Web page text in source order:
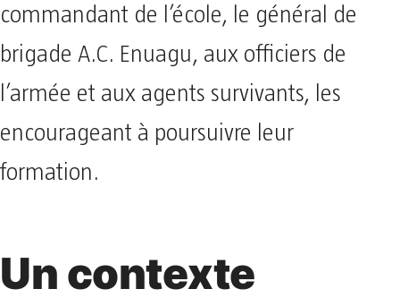
commandant de l’école, le général de
brigade A.C. Enuagu, aux officiers de
l’armée et aux agents survivants, les
encourageant à poursuivre leur
formation.
Un contexte